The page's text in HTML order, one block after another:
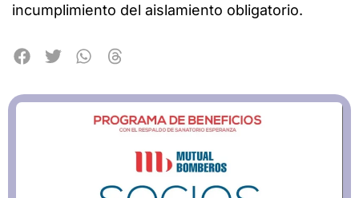
incumplimiento del aislamiento obligatorio.